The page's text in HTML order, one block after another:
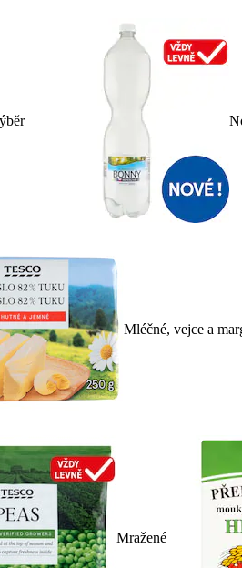
Mléčné, vejce a
Mražené